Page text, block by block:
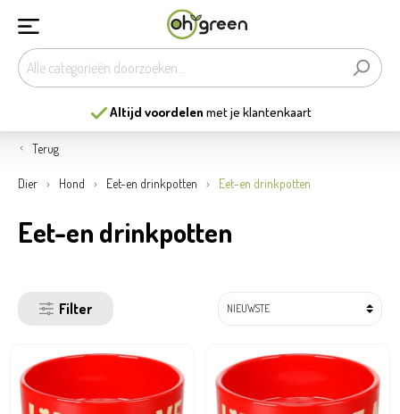
Altijd voordelen met je klantenkaart
Terug
Dier Hond Eet-en drinkpotten Eet-en drinkpotten
Eet-en drinkpotten
Filter